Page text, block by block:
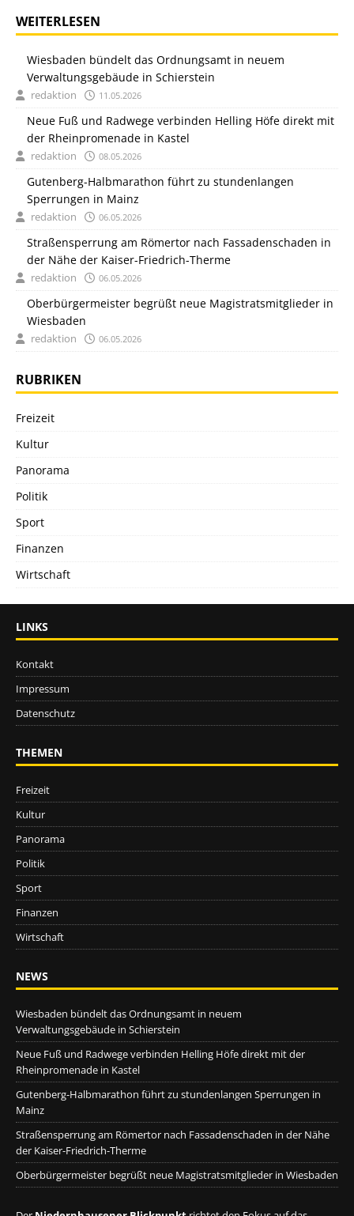
WEITERLESEN
Wiesbaden bündelt das Ordnungsamt in neuem
Verwaltungsgebäude in Schierstein
redaktion 11.05.2026
Neue Fuß und Radwege verbinden Helling Höfe direkt mit
der Rheinpromenade in Kastel
redaktion 08.05.2026
Gutenberg-Halbmarathon führt zu stundenlangen
Sperrungen in Mainz
redaktion 06.05.2026
Straßensperrung am Römertor nach Fassadenschaden in
der Nähe der Kaiser-Friedrich-Therme
redaktion 06.05.2026
Oberbürgermeister begrüßt neue Magistratsmitglieder in
Wiesbaden
redaktion 06.05.2026
RUBRIKEN
Freizeit
Kultur
Panorama
Politik
Sport
Finanzen
Wirtschaft
LINKS
Kontakt
Impressum
Datenschutz
THEMEN
Freizeit
Kultur
Panorama
Politik
Sport
Finanzen
Wirtschaft
NEWS
Wiesbaden bündelt das Ordnungsamt in neuem
Verwaltungsgebäude in Schierstein
Neue Fuß und Radwege verbinden Helling Höfe direkt mit der
Rheinpromenade in Kastel
Gutenberg-Halbmarathon führt zu stundenlangen Sperrungen in
Mainz
Straßensperrung am Römertor nach Fassadenschaden in der Nähe
der Kaiser-Friedrich-Therme
Oberbürgermeister begrüßt neue Magistratsmitglieder in Wiesbaden